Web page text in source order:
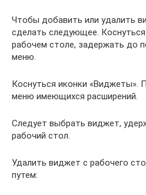
Чтобы добавить или удалить
сделать следующее.
рабочем столе, задержать до
меню.
Коснуться иконки «Виджеты».
меню имеющихся расширений.
Следует выбрать виджет,
рабочий стол.
Удалить виджет с рабочего
путем: